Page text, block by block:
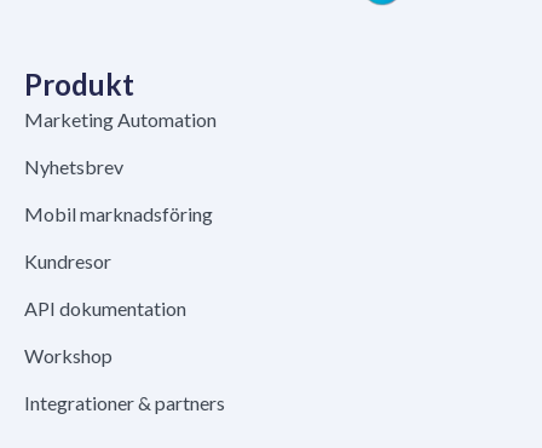
Produkt
Marketing Automation
Nyhetsbrev
Mobil marknadsföring
Kundresor
API dokumentation
Workshop
Integrationer & partners